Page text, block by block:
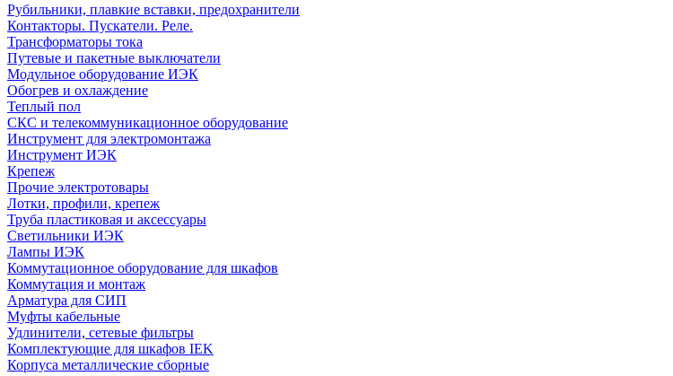
Рубильники, плавкие вставки, предохранители
Контакторы. Пускатели. Реле.
Трансформаторы тока
Путевые и пакетные выключатели
Модульное оборудование ИЭК
Обогрев и охлаждение
Теплый пол
СКС и телекоммуникационное оборудование
Инструмент для электромонтажа
Инструмент ИЭК
Крепеж
Прочие электротовары
Лотки, профили, крепеж
Труба пластиковая и аксессуары
Светильники ИЭК
Лампы ИЭК
Коммутационное оборудование для шкафов
Коммутация и монтаж
Арматура для СИП
Муфты кабельные
Удлинители, сетевые фильтры
Комплектующие для шкафов IEK
Корпуса металлические сборные